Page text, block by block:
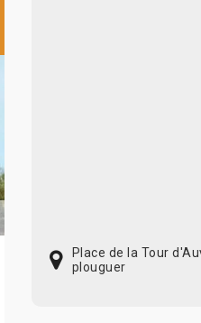
Place de la Tour
plouguer